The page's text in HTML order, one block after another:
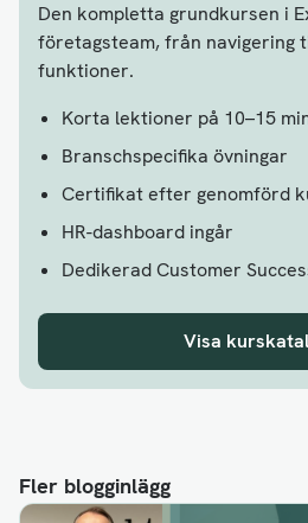
Den kompletta grundkursen i
företagsteam, från navigering
funktioner.
Korta lektioner på 10–15
Branschspecifika övningar
Certifikat efter genomförd
HR-dashboard ingår
Dedikerad Customer
Visa
Fler blogginlägg